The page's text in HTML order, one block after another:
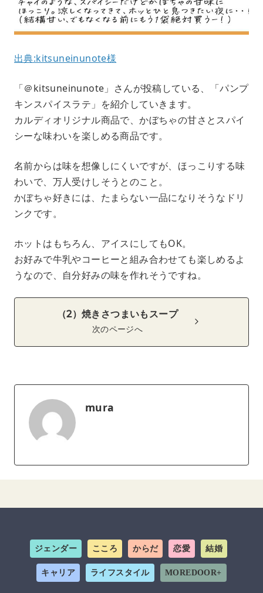
出典:kitsuneinunote様
「＠kitsuneinunote」さんが投稿している、「パンプ
キンスパイスラテ」を紹介していきます。
カルディオリジナル商品で、かぼちゃの甘さとスパイ
シーな味わいを楽しめる商品です。
名前からは味を想像しにくいですが、ほっこりする味
わいで、万人受けしそうとのこと。
かぼちゃ好きには、たまらない一品になりそうなドリ
ンクです。
ホットはもちろん、アイスにしてもOK。
お好みで牛乳やコーヒーと組み合わせても楽しめるよ
うなので、自分好みの味を作れそうですね。
（2）焼きさつまいもスープ
次のページへ
mura
ジェンダー こころ からだ 恋愛 結婚
キャリア ライフスタイル MOREDOOR+